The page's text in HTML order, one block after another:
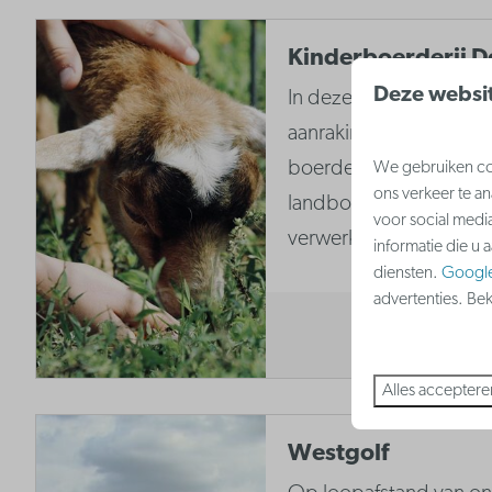
Kinderboerderij
In deze
aanraking komen met
boerderijleven. Hier
landbouwproducten
verwerken.
Westgolf
Deze
We gebruiken
ons verkeer te
voor social
informatie die u
diensten.
advertenties.
Alles